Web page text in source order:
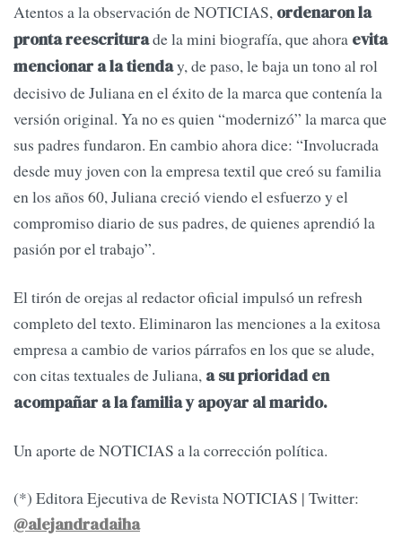
Atentos a la observación de NOTICIAS, ordenaron la
pronta reescriturade la mini biografía, que ahora evita
mencionar a la tienday, de paso, le baja un tono al rol
decisivo de Juliana en el éxito de la marca que contenía la
versión original. Ya no es quien “modernizó” la marca que
sus padres fundaron. En cambio ahora dice: “Involucrada
desde muy joven con la empresa textil que creó su familia
en los años 60, Juliana creció viendo el esfuerzo y el
compromiso diario de sus padres, de quienes aprendió la
pasión por el trabajo”.
El tirón de orejas al redactor oficial impulsó un refresh
completo del texto. Eliminaron las menciones a la exitosa
empresa a cambio de varios párrafos en los que se alude,
con citas textuales de Juliana, a su prioridad en
acompañar a la familia y apoyar al marido.
Un aporte de NOTICIAS a la corrección política.
(*) Editora Ejecutiva de Revista NOTICIAS | Twitter:
@alejandradaiha